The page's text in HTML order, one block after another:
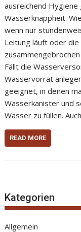
ausreichend
Wasserknappheit.
wenn nur
Leitung läuft oder
Fällt die
Wasservorrat
geeignet, in denen
Wasserkanister und
Wasser zu füllen.
READ MORE
Kategorien
Allgemein